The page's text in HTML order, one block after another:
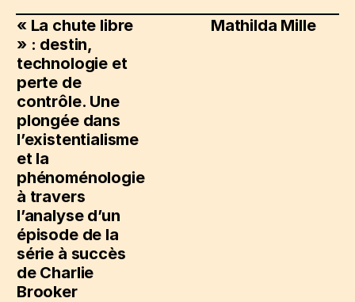
« La chute libre
» : destin,
technologie et
perte de
contrôle. Une
plongée dans
l’existentialisme
et la
phénoménologie
à travers
l’analyse d’un
épisode de la
série à succès
de Charlie
Brooker
Mathilda Mille